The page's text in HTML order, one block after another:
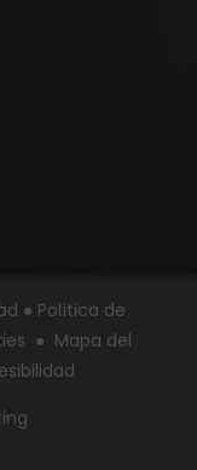
● Política de
● Mapa del